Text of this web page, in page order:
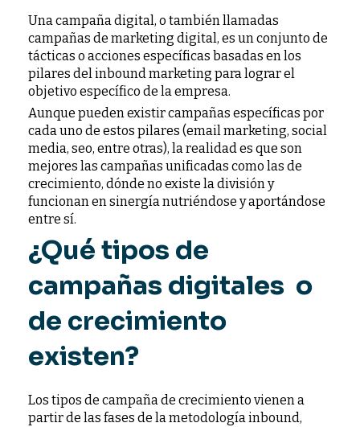
Una campaña digital, o también llamadas
campañas de marketing digital, es un conjunto de
tácticas o acciones específicas basadas en los
pilares del inbound marketing para lograr el
objetivo específico de la empresa.
Aunque pueden existir campañas específicas por
cada uno de estos pilares (email marketing, social
media, seo, entre otras), la realidad es que son
mejores las campañas unificadas como las de
crecimiento, dónde no existe la división y
funcionan en sinergía nutriéndose y aportándose
entre sí.
¿Qué tipos de
campañas digitales o
de crecimiento
existen?
Los tipos de campaña de crecimiento vienen a
partir de las fases de la metodología inbound,